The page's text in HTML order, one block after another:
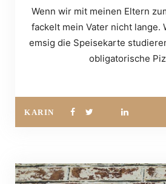
Wenn wir mit meinen Eltern
fackelt mein Vater nicht lange.
emsig die Speisekarte
obligatorische
KARIN